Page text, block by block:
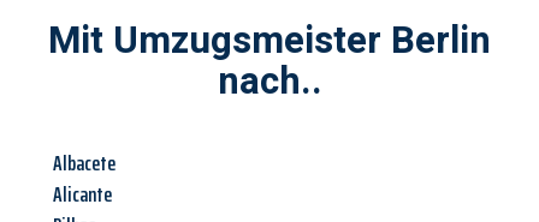
Mit Umzugsmeister Berlin
nach..
Albacete
Alicante